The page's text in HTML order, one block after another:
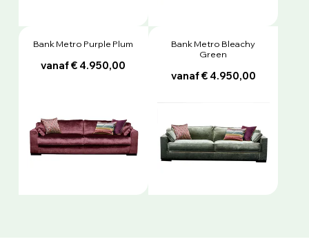
Bank Metro Purple Plum
vanaf € 4.950,00
Bank Metro Bleachy
Green
vanaf € 4.950,00